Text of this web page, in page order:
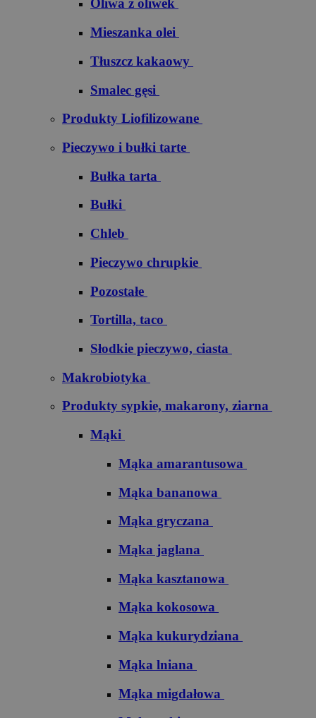
Oliwa z oliwek
Mieszanka olei
Tłuszcz kakaowy
Smalec gęsi
Produkty Liofilizowane
Pieczywo i bułki tarte
Bułka tarta
Bułki
Chleb
Pieczywo chrupkie
Pozostałe
Tortilla, taco
Słodkie pieczywo, ciasta
Makrobiotyka
Produkty sypkie, makarony, ziarna
Mąki
Mąka amarantusowa
Mąka bananowa
Mąka gryczana
Mąka jaglana
Mąka kasztanowa
Mąka kokosowa
Mąka kukurydziana
Mąka lniana
Mąka migdałowa